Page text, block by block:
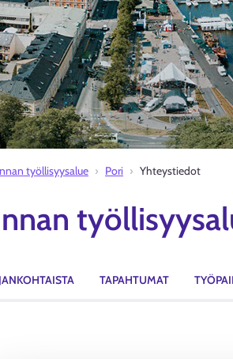
työllisyysalue Pori Yhteystiedot
TAPAHTUMAT